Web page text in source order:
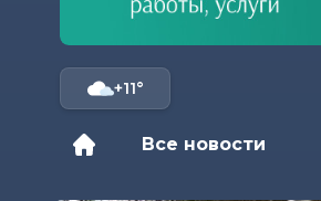
+11°
Все новости